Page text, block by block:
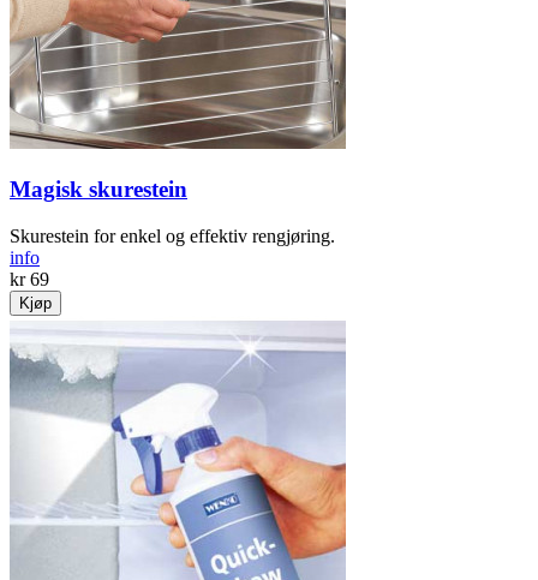
Magisk skurestein
Skurestein for enkel og effektiv rengjøring.
info
kr 69
Kjøp